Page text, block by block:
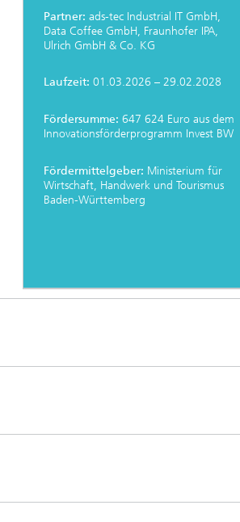
Partner: ads-tec Industrial IT GmbH,
Data Coffee GmbH, Fraunhofer IPA,
Ulrich GmbH & Co. KG
Laufzeit: 01.03.2026 – 29.02.2028
Fördersumme: 647 624 Euro aus dem
Innovationsförderprogramm Invest BW
Fördermittelgeber: Ministerium für
Wirtschaft, Handwerk und Tourismus
Baden-Württemberg